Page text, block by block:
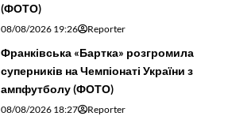
(ФОТО)
08/08/2026 19:26 Reporter
Франківська «Бартка» розгромила
суперників на Чемпіонаті України з
ампфутболу (ФОТО)
08/08/2026 18:27 Reporter